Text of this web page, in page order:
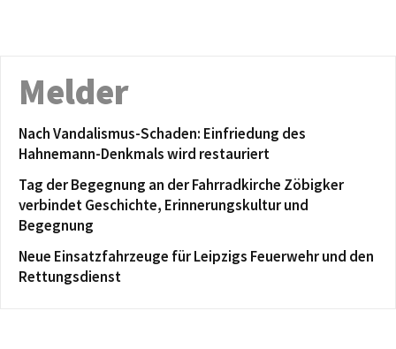
Melder
Nach Vandalismus-Schaden: Einfriedung des
Hahnemann-Denkmals wird restauriert
Tag der Begegnung an der Fahrradkirche Zöbigker
verbindet Geschichte, Erinnerungskultur und
Begegnung
Neue Einsatzfahrzeuge für Leipzigs Feuerwehr und den
Rettungsdienst